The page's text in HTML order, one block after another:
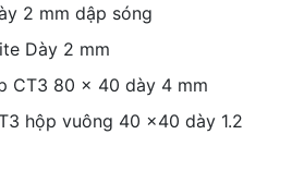
2 mm dập sóng
Dày 2 mm
CT3 80 x 40 dày 4 mm
hộp vuông 40 x40 dày 1.2